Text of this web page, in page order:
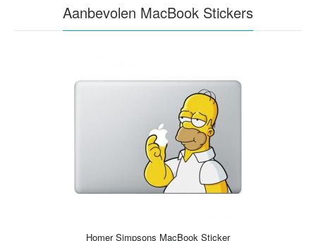
Aanbevolen MacBook Stickers
Homer Simpsons MacBook Sticker